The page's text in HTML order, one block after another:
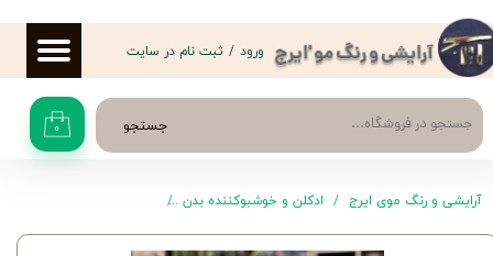
آرایشی و رنگ مو 'ایرج
جستجو ۰
ورود / ثبت نام در سایت
حساب کاربری من
تغییر گذر واژه
سفارشات
خروج از حساب کاربری
آرایشی و رنگ موی ایرج ادکلن و خوشبوکننده بدن